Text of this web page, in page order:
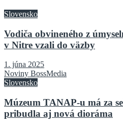
Slovensko
Vodiča obvineného z
v Nitre vzali do väzby
1. júna 2025
Noviny BossMedia
Slovensko
Múzeum TANAP-u má za
pribudla aj nová dioráma